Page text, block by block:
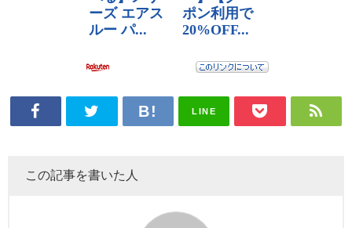
LINE
この記事を書いた人